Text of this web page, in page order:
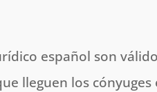
español son
lleguen los